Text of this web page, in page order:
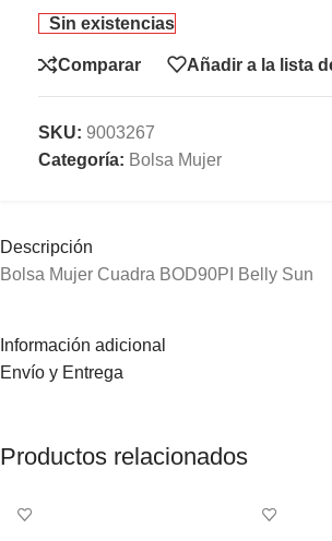
Sin existencias
Comparar Añadir a la lista
SKU: 9003267
Categoría: Bolsa Mujer
Descripción
Bolsa Mujer Cuadra BOD90PI Belly Sun
Información adicional
Envío y Entrega
Productos relacionados